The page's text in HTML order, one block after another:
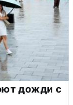
дожди с